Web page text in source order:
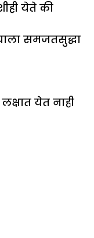
येते की
समजतसुद्धा
येत नाही